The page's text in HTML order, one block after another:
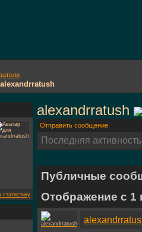
alexandrratush
Отправить сообщение
Последняя
Публичные
Отображение с 1
статистику